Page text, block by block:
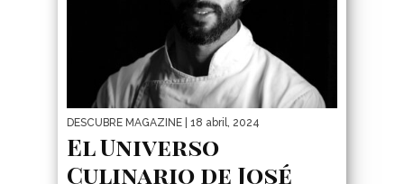
DESCUBRE MAGAZINE | 18 abril, 2024
El Universo
Culinario de José